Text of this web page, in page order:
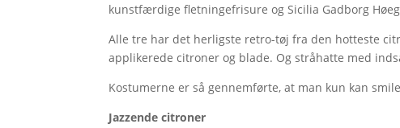
kunstfærdige fletningefrisure og Sicilia Gadborg
Alle tre har det herligste retro-tøj fra den hotteste
applikerede citroner og blade. Og stråhatte med
Kostumerne er så gennemførte, at man kun kan
Jazzende citroner